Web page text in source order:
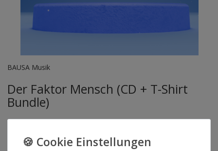
BAUSA Musik
Der Faktor Mensch (CD + T-Shirt
Bundle)
bestehend aus CD und exklusivem T-Shirt.